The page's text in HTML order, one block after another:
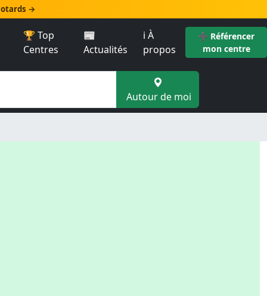
→
🏆 Top
Centres
📰
Actualités
ℹ️ À
propos
➕ Référencer
mon centre
Autour de moi